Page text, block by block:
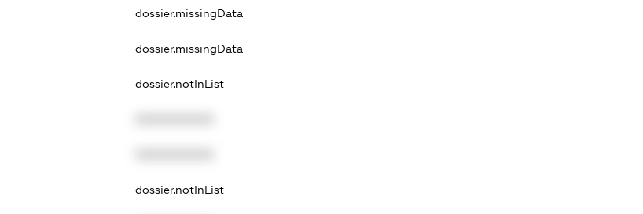
dossier.missingData
dossier.missingData
dossier.notInList
dossier.notInList